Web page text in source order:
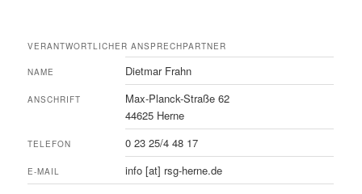
VERANTWORTLICHER ANSPRECHPARTNER
NAME Dietmar Frahn
ANSCHRIFT
Max-Planck-Straße 62
44625 Herne
TELEFON 0 23 25/4 48 17
E-MAIL info [at] rsg-herne.de